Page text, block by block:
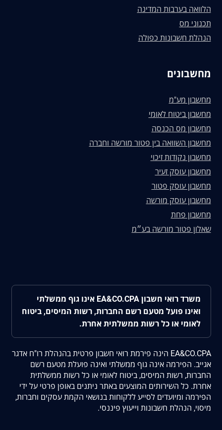
הלוואה בערבות המדינה
תכנוני מס
הנהלת חשבונות כפולה
מחשבונים
מחשבון מע"מ
מחשבון ביטוח לאומי
מחשבון מס הכנסה
מחשבון השוואה בין פטור מורשה וחברה
מחשבון נקודות זיכוי
מחשבון עוסק זעיר
מחשבון עוסק פטור
מחשבון עוסק מורשה
מחשבון פחת
שאלון פטור מורשה בע״מ
משרד רואי חשבון EA&CO.CPA אינו גוף ממשלתי
ואינו פועל מטעם רשם החברות, רשות המיסים, ביטוח
לאומי או כל רשות ממשלתית אחרת.
EA&CO.CPA הינה פירמת רואי חשבון פרטית בהנהלת רו"ח אדגר
אגייב. הפירמה אינה גוף ממשלתי ואינה פועלת מטעם רשם
החברות, רשות המיסים, ביטוח לאומי או כל רשות ממשלתית
אחרת. כל השירותים המוצעים באתר ניתנים באופן פרטי על ידי
הפירמה ומיועדים לסייע ללקוחות בנושאי הקמת עסקים וחברות,
מיסוי, הנהלת חשבונות וייעוץ פיננסי.